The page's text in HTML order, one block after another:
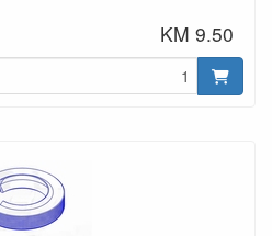
KM 9.50